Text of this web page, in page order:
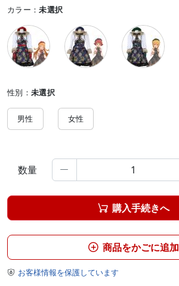
カラー：未選択
性別： 未選択
男性 女性
数量 
 購入手続きへ
 商品をかごに追加
 お客様情報を保護しています